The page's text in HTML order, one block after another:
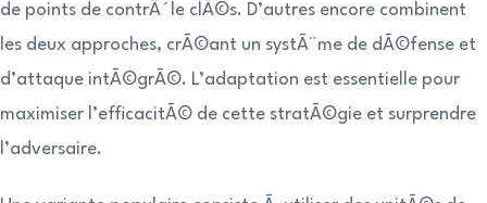
de points de contrÃ´le clÃ©s. D’autres encore combinent
les deux approches, crÃ©ant un systÃ¨me de dÃ©fense et
d’attaque intÃ©grÃ©. L’adaptation est essentielle pour
maximiser l’efficacitÃ© de cette stratÃ©gie et surprendre
l’adversaire.